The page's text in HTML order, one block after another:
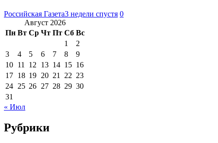
Российская Газета3 недели спустя 0
Август 2026
Пн Вт Ср Чт Пт Сб Вс
1
2
3
4 5 6 7 8
9
10 11 12 13 14 15 16
17 18 19 20 21 22 23
24 25 26 27 28 29 30
31
« Июл
Рубрики